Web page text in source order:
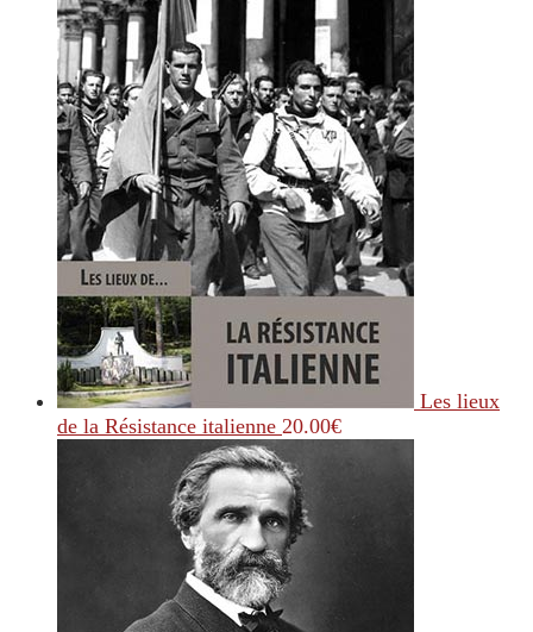
Les lieux
de la Résistance italienne 20.00€